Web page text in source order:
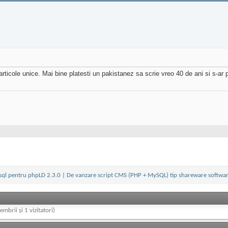
unice. Mai bine platesti un pakistanez sa scrie vreo 40 de ani si s-
pentru phpLD 2.3.0 De vanzare script CMS (PHP + MySQL) tip shareware
și 1 vizitatori)